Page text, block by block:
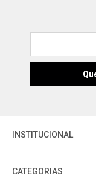
INSTITUCIONAL
CATEGORIAS
Fu Fujisom